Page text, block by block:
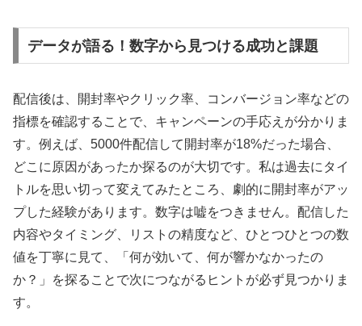
データが語る！数字から見つける成功と課題
配信後は、開封率やクリック率、コンバージョン率などの
指標を確認することで、キャンペーンの手応えが分かりま
す。例えば、5000件配信して開封率が18%だった場合、
どこに原因があったか探るのが大切です。私は過去にタイ
トルを思い切って変えてみたところ、劇的に開封率がアッ
プした経験があります。数字は嘘をつきません。配信した
内容やタイミング、リストの精度など、ひとつひとつの数
値を丁寧に見て、「何が効いて、何が響かなかったの
か？」を探ることで次につながるヒントが必ず見つかりま
す。